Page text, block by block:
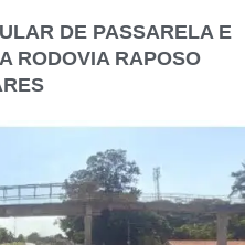
DE PASSARELA E
RODOVIA RAPOSO